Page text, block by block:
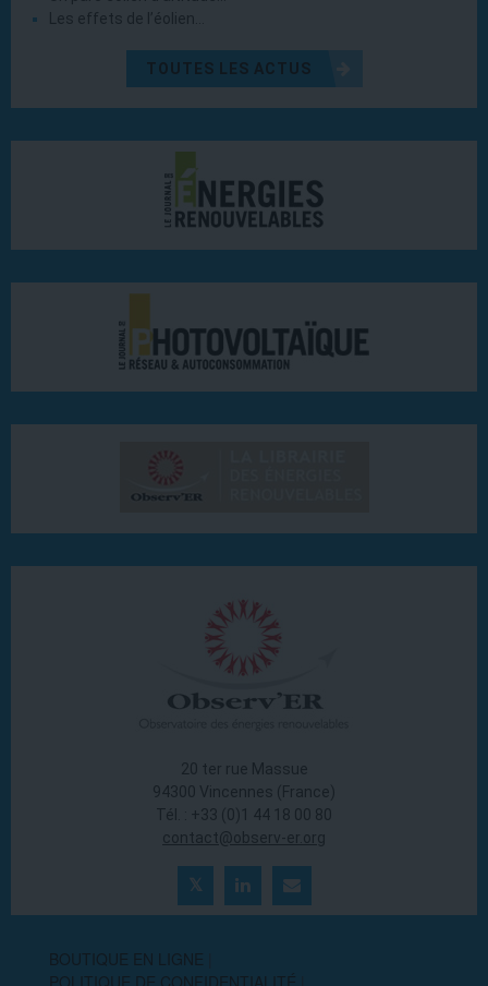
Les effets de l’éolien…
TOUTES LES ACTUS
20 ter rue Massue
94300 Vincennes (France)
Tél. : +33 (0)1 44 18 00 80
contact@observ-er.org
BOUTIQUE EN LIGNE
POLITIQUE DE CONFIDENTIALITÉ